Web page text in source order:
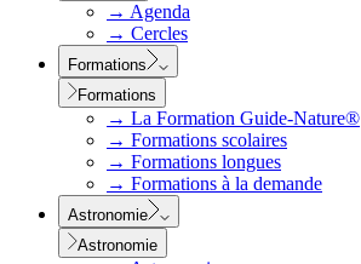
→ Agenda
→ Cercles
Formations
Formations
→ La Formation Guide-Nature®
→ Formations scolaires
→ Formations longues
→ Formations à la demande
Astronomie
Astronomie